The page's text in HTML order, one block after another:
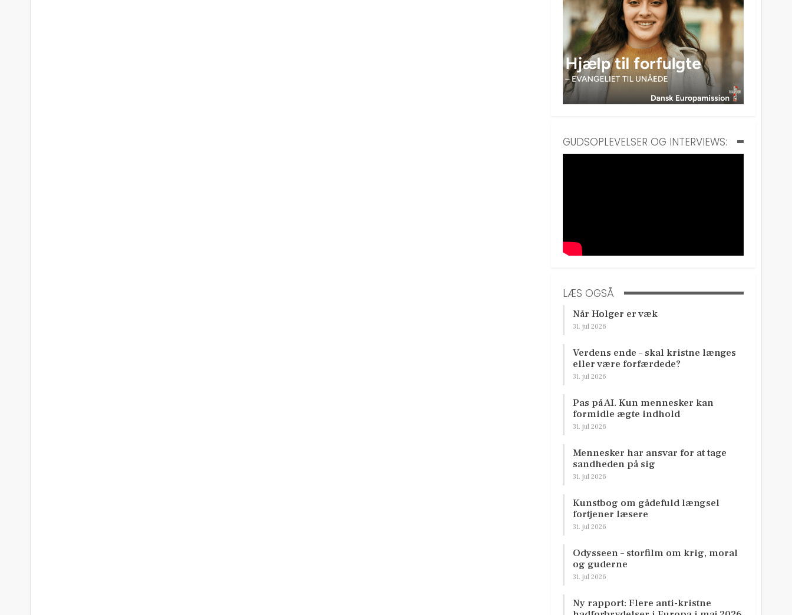
GUDSOPLEVELSER OG INTERVIEWS:
LÆS OGSÅ
Når Holger er væk
31. jul 2026
Verdens ende – skal kristne længes
eller være forfærdede?
31. jul 2026
Pas på AI. Kun mennesker kan
formidle ægte indhold
31. jul 2026
Mennesker har ansvar for at tage
sandheden på sig
31. jul 2026
Kunstbog om gådefuld længsel
fortjener læsere
31. jul 2026
Odysseen – storfilm om krig, moral
og guderne
31. jul 2026
Ny rapport: Flere anti-kristne